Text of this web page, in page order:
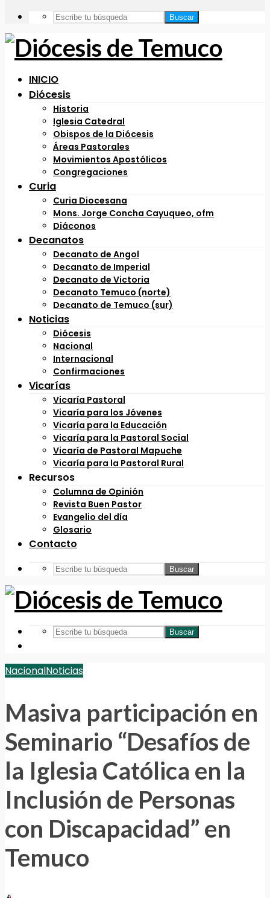
Buscar
INICIO
Diócesis
Historia
Iglesia Catedral
Obispos de la Diócesis
Áreas Pastorales
Movimientos Apostólicos
Congregaciones
Curia
Curia Diocesana
Mons. Jorge Concha Cayuqueo, ofm
Diáconos
Decanatos
Decanato de Angol
Decanato de Imperial
Decanato de Victoria
Decanato Temuco (norte)
Decanato de Temuco (sur)
Noticias
Diócesis
Nacional
Internacional
Confirmaciones
Vicarías
Vicaría Pastoral
Vicaría para los Jóvenes
Vicaría para la Educación
Vicaría para la Pastoral Social
Vicaría de Pastoral Mapuche
Vicaría para la Pastoral Rural
Recursos
Columna de Opinión
Revista Buen Pastor
Evangelio del día
Glosario
Contacto
Buscar
Buscar
NacionalNoticias
Masiva participación en
Seminario “Desafíos de
la Iglesia Católica en la
Inclusión de Personas
con Discapacidad” en
Temuco